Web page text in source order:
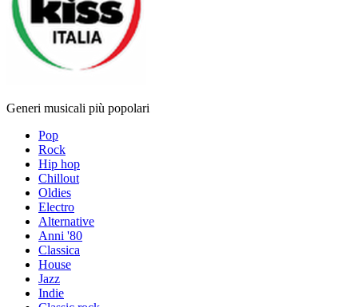
Generi musicali più popolari
Pop
Rock
Hip hop
Chillout
Oldies
Electro
Alternative
Anni '80
Classica
House
Jazz
Indie